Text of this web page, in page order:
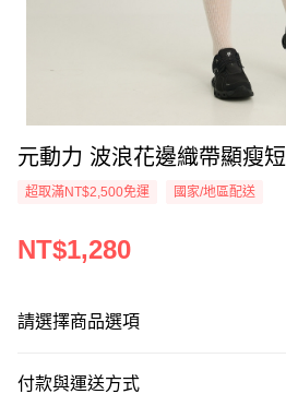
元動力 波浪花邊織帶顯瘦
超取滿NT$2,500免運 國家/地區配送
NT$1,280
請選擇商品選項
付款與運送方式